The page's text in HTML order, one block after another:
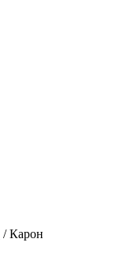
/ Карон